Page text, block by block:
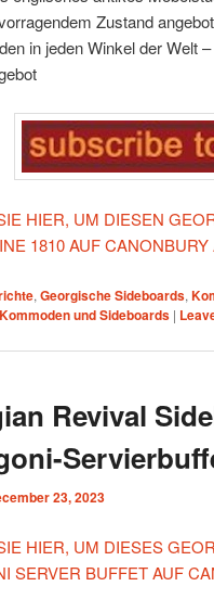
Zustand
in jeden Winkel der Welt
HIER, UM DIESEN
1810 AUF
, Georgische Sideboards,
Kommoden und Sideboards |
Revival
23, 2023
HIER, UM DIESES
SERVER BUFFET AUF